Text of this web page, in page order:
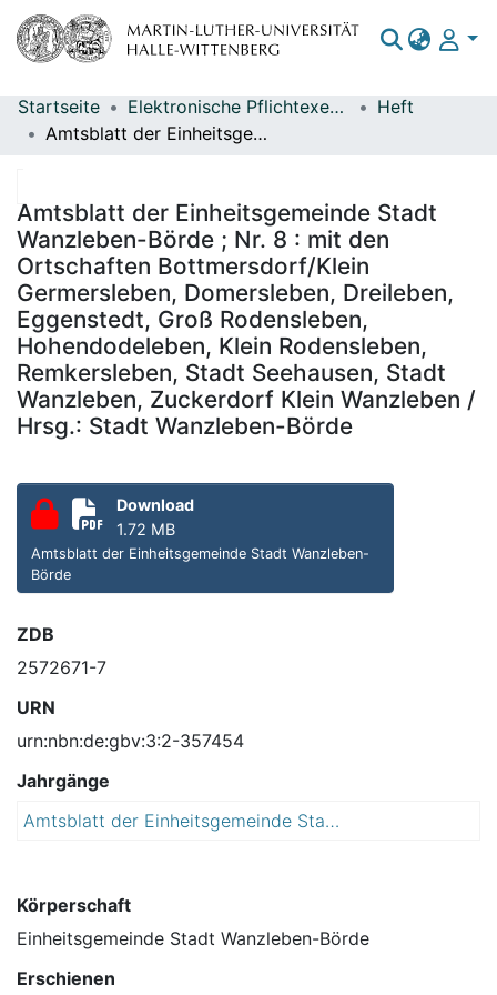
Bereiche & Sammlungen
Statistiken
Startseite Elektronische Pflichtexemplare
Heft
Amtsblatt der Einheitsgemeinde Stadt Wanzleben-Börde ; Nr. 8 : mit den Ortschaften Bottmersdorf/Klein Germersleben, Domersleben, Dreileben, Eggenstedt, Groß Rodensleben, Hohendodeleben, Klein Rodensleben, Remkersleben, Stadt Seehausen, Stadt Wanzleben, Zuckerdorf Klein Wanzleben / Hrsg.: Stadt Wanzleben-Börde
Amtsblatt der Einheitsgemeinde Stadt
Wanzleben-Börde ; Nr. 8 : mit den
Ortschaften Bottmersdorf/Klein
Germersleben, Domersleben, Dreileben,
Eggenstedt, Groß Rodensleben,
Hohendodeleben, Klein Rodensleben,
Remkersleben, Stadt Seehausen, Stadt
Wanzleben, Zuckerdorf Klein Wanzleben /
Hrsg.: Stadt Wanzleben-Börde
Download
1.72 MB
Amtsblatt der Einheitsgemeinde Stadt Wanzleben-
Börde
ZDB
2572671-7
URN
urn:nbn:de:gbv:3:2-357454
Jahrgänge
Amtsblatt der Einheitsgemeinde Stadt Wanzleben-Börde : mit den Ortschaften Bottmersdorf/Klein Germersleben, Domersleben, Dreileben, Eggenstedt, Groß Rodensleben, Hohendodeleben, Klein Rodensleben, Remkersleben, Stadt Seehausen, Stadt Wanzleben, Zuckerdorf Klein Wanzleben
Körperschaft
Einheitsgemeinde Stadt Wanzleben-Börde
Erschienen